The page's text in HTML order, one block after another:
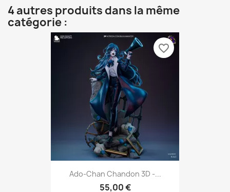
4 autres produits dans la même
catégorie :
Ado-Chan Chandon 3D -...
55,00 €
favorite_border